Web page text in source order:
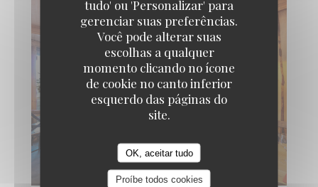
tudo' ou 'Personalizar' para
gerenciar suas preferências.
Você pode alterar suas
escolhas a qualquer
momento clicando no ícone
de cookie no canto inferior
esquerdo das páginas do
site.
OK, aceitar tudo
Proíbe todos cookies